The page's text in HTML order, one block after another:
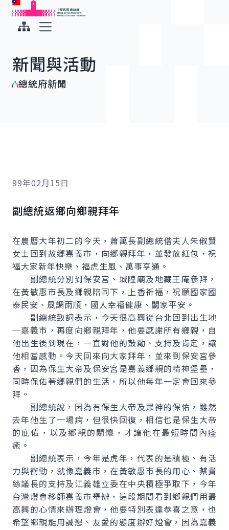
跳到主要內容
中華民國總統府
新聞與活動
總統府新聞
99年02月15日
副總統返鄉向鄉親拜年
在農曆大年初二的今天，蕭萬長副總統偕夫人朱俶賢
女士回到故鄉嘉義市，向鄉親拜年，並發放紅包，祝
福大家新年快樂、福虎生風、萬事亨通。
副總統分別到保安宮、城隍廟及地藏王庵參拜，
在黃敏惠市長及鄉親陪同下，上香祈福，祝願國家國
泰民安、風調雨順，國人幸福健康、闔家平安。
副總統致詞表示，今天很高興從台北回到出生地
─嘉義市，再度向鄉親拜年，他要感謝所有鄉親，自
他出生後到現在，一直對他的鼓勵、支持及肯定，讓
他相當感動。今天回來向大家拜年，並來到保安宮參
香，因為保生大帝及保安宮是嘉義鄉親的精神堡壘，
同時保佑著鄉親們的生活，所以他每年一定會回來參
拜。
副總統說，因為有保生大帝及眾神的保佑，雖然
去年他生了一場病，但很快回復，相信也是保生大帝
的庇佑，以及鄉親的關懷，才讓他在最短時間內痊
癒。
副總統表示，今年是虎年，代表的是積極、有活
力與衝勁，就像嘉義市，在黃敏惠市長的用心、蔡貴
絲議長的支持及江義雄立委在中央積極爭取下，今年
台灣燈會移師嘉義市舉辦，這段期間看到鄉親們用最
高興的心情來辦理燈會，他要特別表達恭喜之意，也
希望鄉親能用誠懇、友愛的態度辦好燈會，因為嘉義